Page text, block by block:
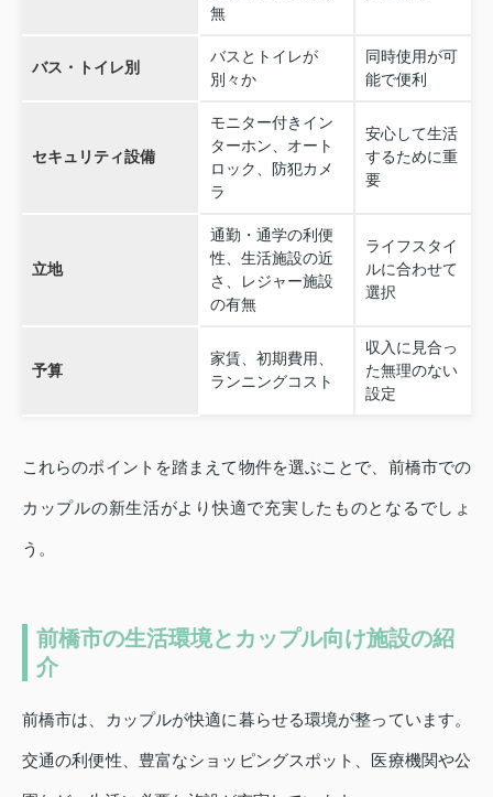
無
バス・トイレ別
バスとトイレが
別々か
同時使用が可
能で便利
セキュリティ設備
モニター付きイン
ターホン、オート
ロック、防犯カメ
ラ
安心して生活
するために重
要
立地
通勤・通学の利便
性、生活施設の近
さ、レジャー施設
の有無
ライフスタイ
ルに合わせて
選択
予算
家賃、初期費用、
ランニングコスト
収入に見合っ
た無理のない
設定
これらのポイントを踏まえて物件を選ぶことで、前橋市での
カップルの新生活がより快適で充実したものとなるでしょ
う。
前橋市の生活環境とカップル向け施設の紹
介
前橋市は、カップルが快適に暮らせる環境が整っています。
交通の利便性、豊富なショッピングスポット、医療機関や公